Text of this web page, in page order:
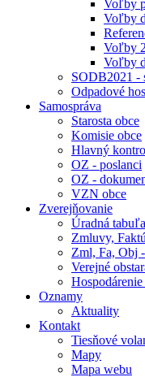
Voľby
Voľby
Voľby
Voľby
SODB2021 -
Odpadové
Samospráva
Starosta obce
Komisie obce
Hlavný
OZ - poslanci
OZ -
VZN obce
Zverejňovanie
Úradná
Zmluvy,
Zml, Fa, Obj
Verejné
Hospodárenie
Oznamy
Aktuality
Kontakt
Tiesňové
Mapy
Mapa webu